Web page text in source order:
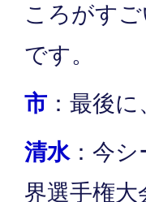
ころがす
です。
市 ：最後
清水：今シ
界選手権